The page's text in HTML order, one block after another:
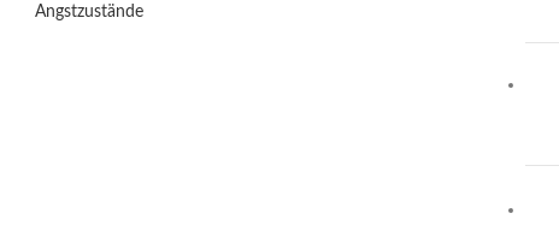
Angstzustände